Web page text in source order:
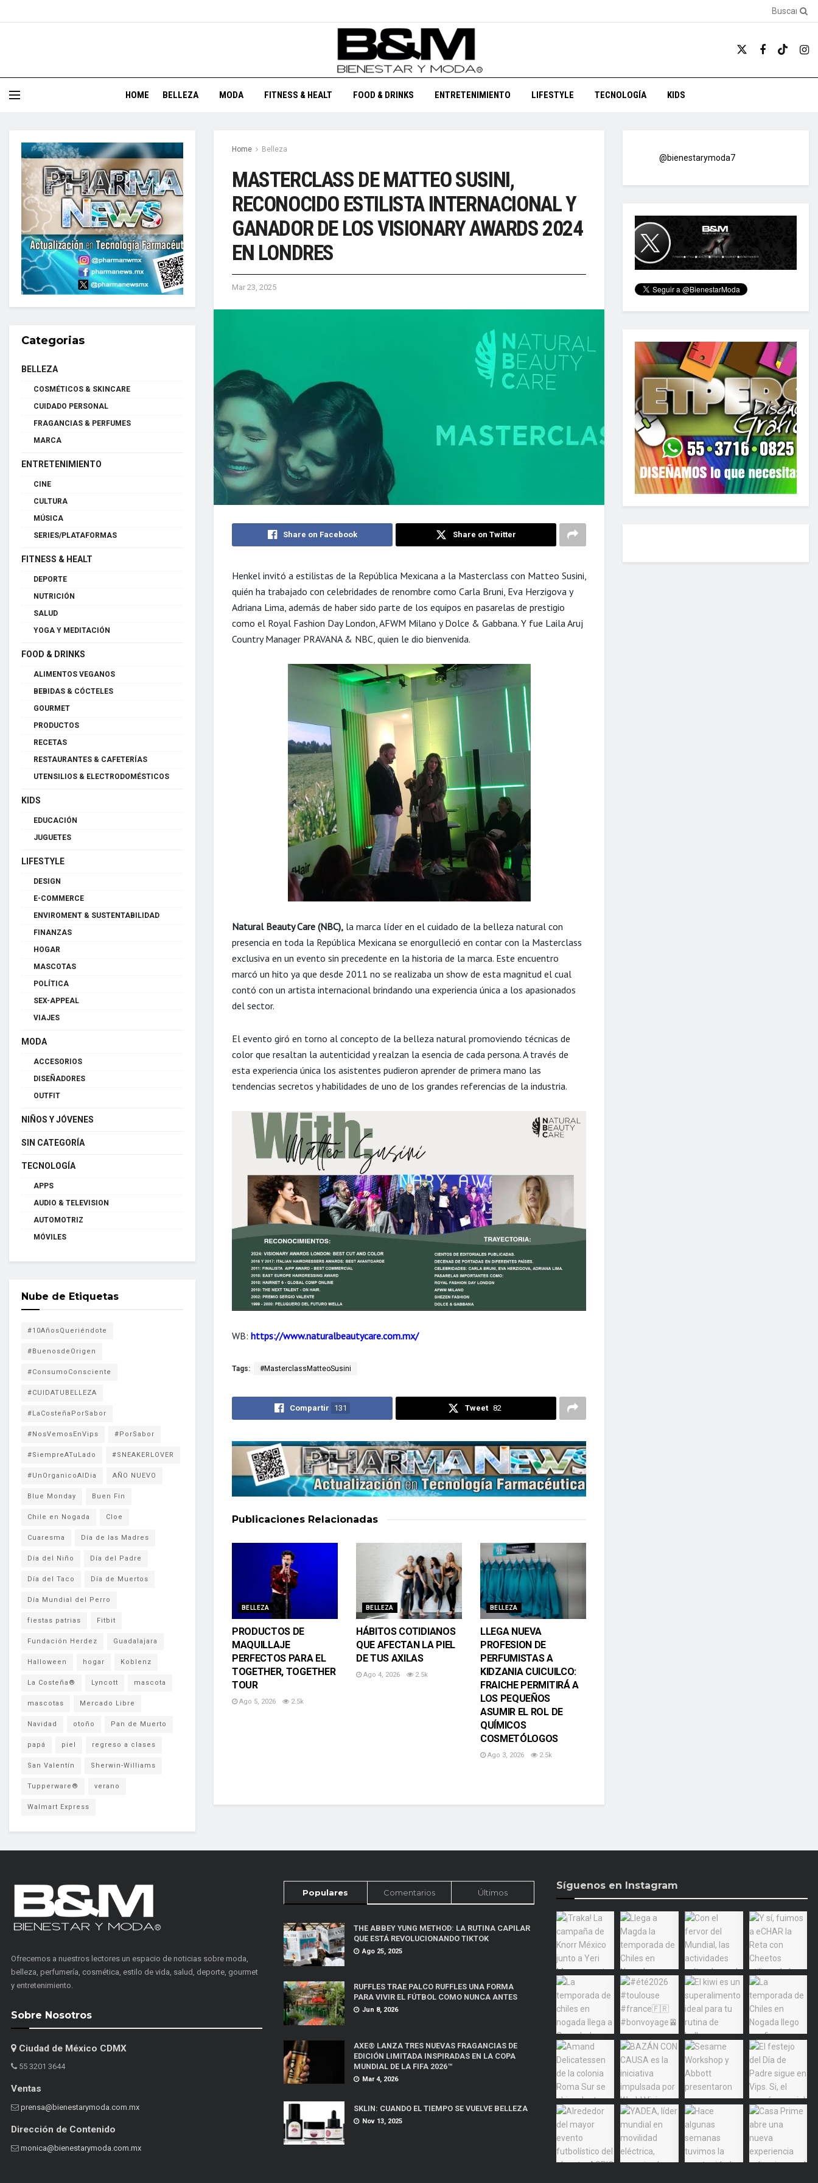
HOME BELLEZA MODA FITNESS & HEALT FOOD & DRINKS ENTRETENIMIENTO LIFESTYLE TECNOLOGÍA KIDS
Home Belleza
MASTERCLASS DE MATTEO SUSINI,
RECONOCIDO ESTILISTA INTERNACIONAL Y
GANADOR DE LOS VISIONARY AWARDS 2024
EN LONDRES
Mar 23, 2025
Share on Facebook Share on Twitter
Henkel invitó a estilistas de la República Mexicana a la Masterclass con Matteo Susini,
quién ha trabajado con celebridades de renombre como Carla Bruni, Eva Herzigova y
Adriana Lima, además de haber sido parte de los equipos en pasarelas de prestigio
como el Royal Fashion Day London, AFWM Milano y Dolce & Gabbana. Y fue Laila Aruj
Country Manager PRAVANA & NBC, quien le dio bienvenida.
Natural Beauty Care (NBC), la marca líder en el cuidado de la belleza natural con
presencia en toda la República Mexicana se enorgulleció en contar con la Masterclass
exclusiva en un evento sin precedente en la historia de la marca. Este encuentro
marcó un hito ya que desde 2011 no se realizaba un show de esta magnitud el cual
contó con un artista internacional brindando una experiencia única a los apasionados
del sector.
El evento giró en torno al concepto de la belleza natural promoviendo técnicas de
color que resaltan la autenticidad y realzan la esencia de cada persona. A través de
esta experiencia única los asistentes pudieron aprender de primera mano las
tendencias secretos y habilidades de uno de los grandes referencias de la industria.
WB: https://www.naturalbeautycare.com.mx/
Tags: #MasterclassMatteoSusini
Compartir 131 Tweet 82
Publicaciones Relacionadas
BELLEZA
PRODUCTOS DE
MAQUILLAJE
PERFECTOS PARA EL
TOGETHER, TOGETHER
TOUR
Ago 5, 2026 2.5k
BELLEZA
HÁBITOS COTIDIANOS
QUE AFECTAN LA PIEL
DE TUS AXILAS
Ago 4, 2026 2.5k
BELLEZA
LLEGA NUEVA
PROFESION DE
PERFUMISTAS A
KIDZANIA CUICUILCO:
FRAICHE PERMITIRÁ A
LOS PEQUEÑOS
ASUMIR EL ROL DE
QUÍMICOS
COSMETÓLOGOS
Ago 3, 2026 2.5k
Categorias
BELLEZA
COSMÉTICOS & SKINCARE
CUIDADO PERSONAL
FRAGANCIAS & PERFUMES
MARCA
ENTRETENIMIENTO
CINE
CULTURA
MÚSICA
SERIES/PLATAFORMAS
FITNESS & HEALT
DEPORTE
NUTRICIÓN
SALUD
YOGA Y MEDITACIÓN
FOOD & DRINKS
ALIMENTOS VEGANOS
BEBIDAS & CÓCTELES
GOURMET
PRODUCTOS
RECETAS
RESTAURANTES & CAFETERÍAS
UTENSILIOS & ELECTRODOMÉSTICOS
KIDS
EDUCACIÓN
JUGUETES
LIFESTYLE
DESIGN
E-COMMERCE
ENVIROMENT & SUSTENTABILIDAD
FINANZAS
HOGAR
MASCOTAS
POLÍTICA
SEX-APPEAL
VIAJES
MODA
ACCESORIOS
DISEÑADORES
OUTFIT
NIÑOS Y JÓVENES
SIN CATEGORÍA
TECNOLOGÍA
APPS
AUDIO & TELEVISION
AUTOMOTRIZ
MÓVILES
Nube de Etiquetas
#10AñosQueriéndote
#BuenosdeOrigen
#ConsumoConsciente
#CUIDATUBELLEZA
#LaCosteñaPorSabor
#NosVemosEnVips #PorSabor
#SiempreATuLado #SNEAKERLOVER
#UnOrganicoAlDia AÑO NUEVO
Blue Monday Buen Fin
Chile en Nogada Cloe
Cuaresma Día de las Madres
Día del Niño Día del Padre
Día del Taco Día de Muertos
Día Mundial del Perro
fiestas patrias Fitbit
Fundación Herdez Guadalajara
Halloween hogar Koblenz
La Costeña® Lyncott mascota
mascotas Mercado Libre
Navidad otoño Pan de Muerto
papá piel regreso a clases
San Valentín Sherwin-Williams
Tupperware® verano
Walmart Express
@bienestarymoda7
Ofrecemos a nuestros lectores un espacio de noticias sobre moda,
belleza, perfumería, cosmética, estilo de vida, salud, deporte, gourmet
y entretenimiento.
Sobre Nosotros
Ciudad de México CDMX
55 3201 3644
Ventas
prensa@bienestarymoda.com.mx
Dirección de Contenido
monica@bienestarymoda.com.mx
Populares Comentarios Últimos
THE ABBEY YUNG METHOD: LA RUTINA CAPILAR
QUE ESTÁ REVOLUCIONANDO TIKTOK
Ago 25, 2025
RUFFLES TRAE PALCO RUFFLES UNA FORMA
PARA VIVIR EL FÚTBOL COMO NUNCA ANTES
Jun 8, 2026
AXE® LANZA TRES NUEVAS FRAGANCIAS DE
EDICIÓN LIMITADA INSPIRADAS EN LA COPA
MUNDIAL DE LA FIFA 2026™
Mar 4, 2026
SKLIN: CUANDO EL TIEMPO SE VUELVE BELLEZA
Nov 13, 2025
Síguenos en Instagram